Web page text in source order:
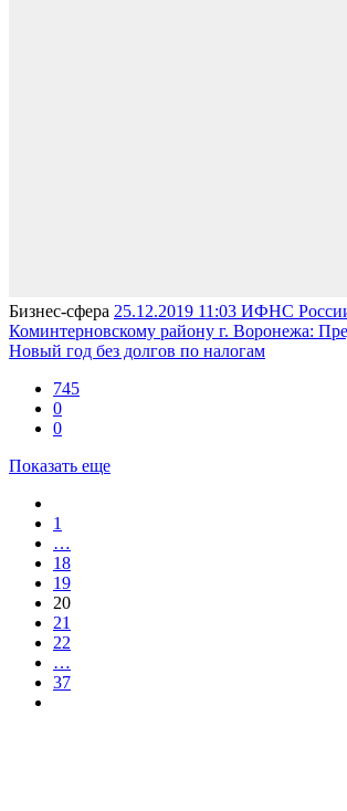
Бизнес-сферa 25.12.2019 11:03 ИФНС
Коминтерновскому району г. Воронежа:
Новый год без долгов по налогам
745
0
0
Показать еще
1
…
18
19
20
21
22
…
37